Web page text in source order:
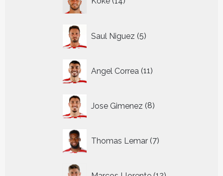
producten
Saul Niguez 5
producten
Angel Correa 11
producten
Jose Gimenez 8
producten
Thomas Lemar 7
producten